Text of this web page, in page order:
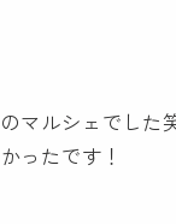
のマルシェでし
ったです！